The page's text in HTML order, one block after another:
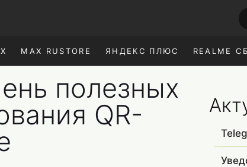
MAX RUSTORE ЯНДЕКС ПЛЮС REALME
полезных
QR-